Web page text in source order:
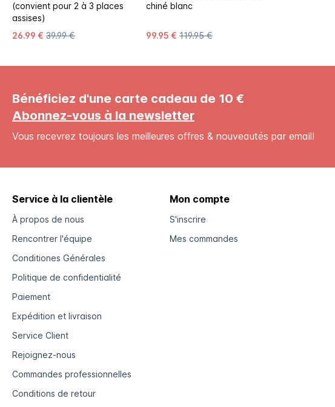
(convient pour 2 à 3 places
assises)
26.99 € 39.99 €
chiné blanc
99.95 € 119.95 €
Bénéficiez d'une carte cadeau de 10 €
Abonnez-vous à la newsletter
Vous recevrez toujours les meilleures offres & nouveautés par email!
Service à la clientèle
À propos de nous
Rencontrer l'équipe
Conditiones Générales
Politique de confidentialité
Paiement
Expédition et livraison
Service Client
Rejoignez-nous
Commandes professionnelles
Conditions de retour
Mon compte
S'inscrire
Mes commandes